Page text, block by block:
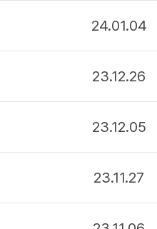
24.01.04
23.12.26
23.12.05
23.11.27